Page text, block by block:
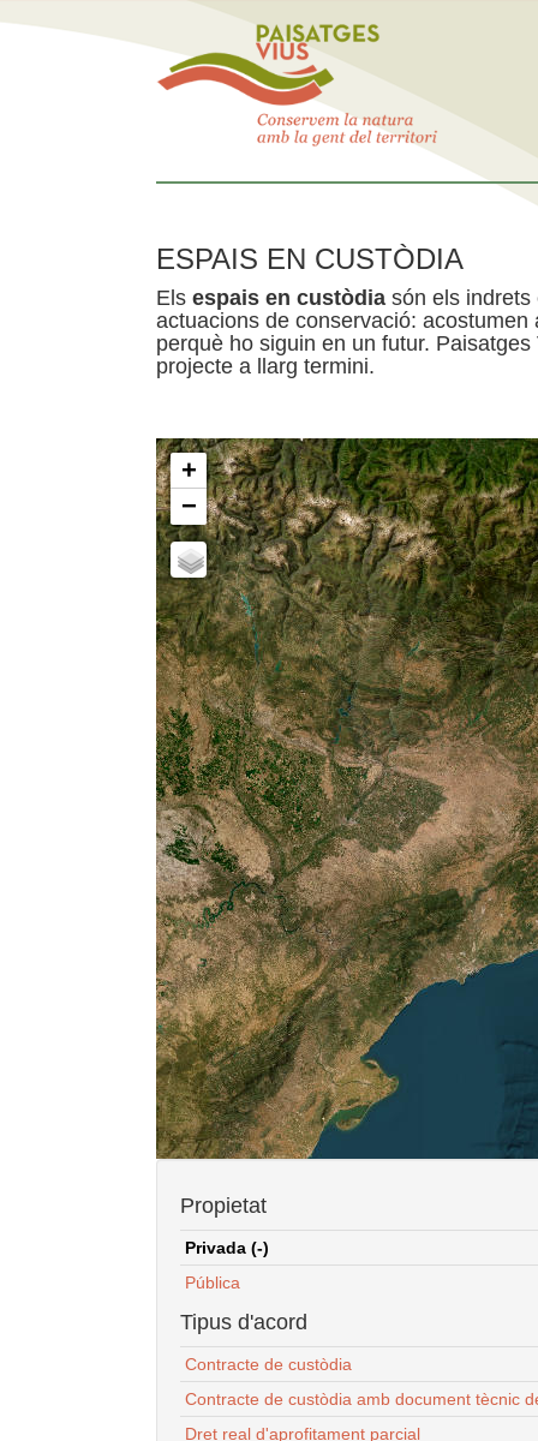
ESPAIS EN CUSTÒDIA
Els espais en custòdia són els indrets
actuacions de conservació:
perquè ho siguin en un futur.
projecte a llarg termini.
+
−
Propietat
Privada (-)
Pública
Tipus d'acord
Contracte de custòdia
Contracte de custòdia amb document tècnic
Dret real d'aprofitament parcial